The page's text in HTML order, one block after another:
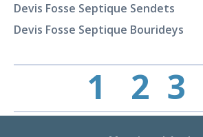
Devis Fosse Septique Sendets
Devis Fosse Septique Bourideys
1 2 3